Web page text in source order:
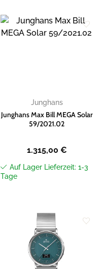
Junghans
Junghans Max Bill MEGA Solar
59/2021.02
1.315,00 €
Auf Lager Lieferzeit: 1-3
Tage
Wunschliste
hinzufügen